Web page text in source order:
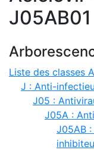
J05AB01
Liste des classes
J : Anti-
J05 :
J05A :
J05AB